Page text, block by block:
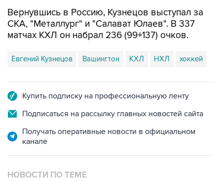
Вернувшись в Россию, Кузнецов выступал за
СКА, "Металлург" и "Салават Юлаев". В 337
матчах КХЛ он набрал 236 (99+137) очков.
Евгений Кузнецов Вашингтон КХЛ НХЛ хоккей
Купить подписку на профессиональную ленту
Подписаться на рассылку главных новостей сайта
Получать оперативные новости в официальном
канале
НОВОСТИ ПО ТЕМЕ